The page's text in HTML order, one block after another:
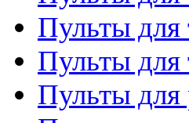
Пульты для
Пульты для
Пульты для